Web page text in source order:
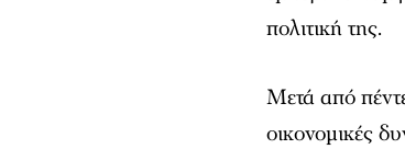
πολιτική της.
Μετά από
οικονομικές